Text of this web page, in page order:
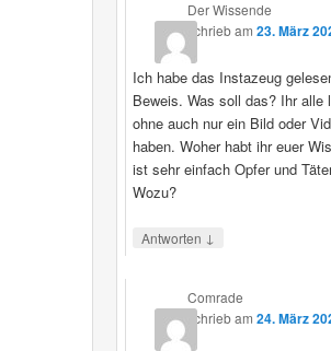
Der Wissende
schriebam23. März
Ich habe das Instazeug
Beweis. Was soll das? Ihr alle
ohne auch nur ein Bild oder
haben. Woher habt ihr euer
ist sehr einfach Opfer und
Wozu?
Antworten ↓
Comrade
schriebam24. März